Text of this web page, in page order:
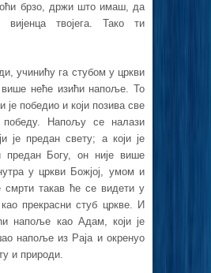
брзо, држи што имаш, да
твојега. Тако ти
учинићу га стубом у цркви
више неће изићи напоље. То
је победио и који позива све
Напољу се налази
је предан свету; а који је
предан Богу, он није више
у цркви Божјој, умом и
такав ће се видети у
као прекрасни стуб цркве. И
напоље као Адам, који је
напоље из Раја и окренуо
и природи.